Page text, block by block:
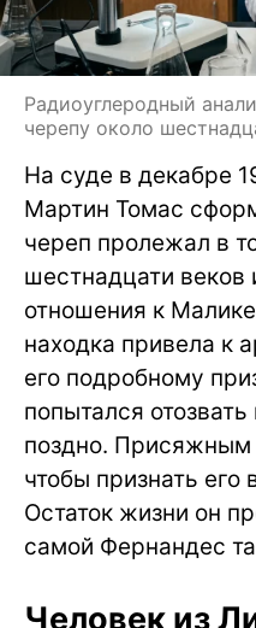
Радиоуглеродный
черепу около
На суде в декабре
Мартин Томас
череп пролежал в
шестнадцати веков
отношения к
находка привела к
его подробному
попытался
поздно. Присяжным
чтобы признать
Остаток жизни он
самой Фернандес
Человек из